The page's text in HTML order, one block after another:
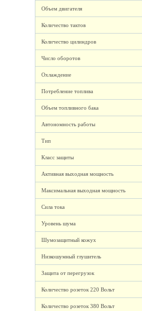
Объем двигателя
Количество тактов
Количество цилиндров
Число оборотов
Охлаждение
Потребление топлива
Объем топливного бака
Автономность работы
Тип
Класс защиты
Активная выходная мощность
Максимальная выходная мощность
Сила тока
Уровень шума
Шумозащитный кожух
Низкошумный глушитель
Защита от перегрузок
Количество розеток 220 Вольт
Количество розеток 380 Вольт